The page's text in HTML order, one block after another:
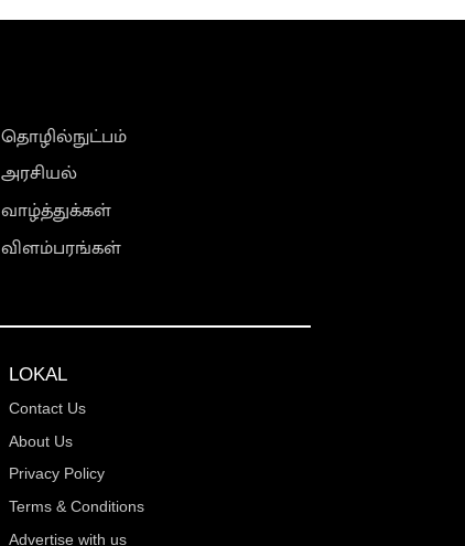
தொழில்நுட்பம்
அரசியல்
வாழ்த்துக்கள்
விளம்பரங்கள்
LOKAL
Contact Us
About Us
Privacy Policy
Terms & Conditions
Advertise with us